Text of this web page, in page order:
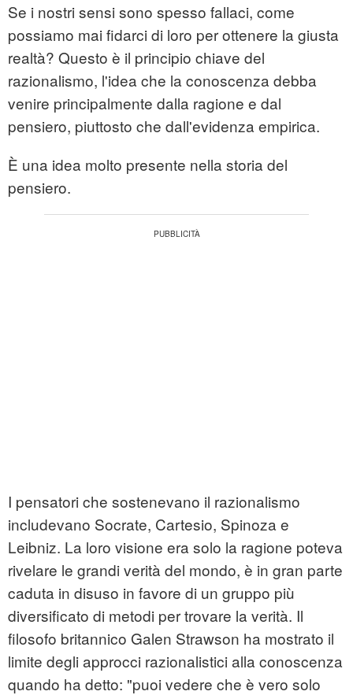
Se i nostri sensi sono spesso fallaci, come
possiamo mai fidarci di loro per ottenere la giusta
realtà? Questo è il principio chiave del
razionalismo, l'idea che la conoscenza debba
venire principalmente dalla ragione e dal
pensiero, piuttosto che dall'evidenza empirica.
È una idea molto presente nella storia del
pensiero.
I pensatori che sostenevano il razionalismo
includevano Socrate, Cartesio, Spinoza e
Leibniz. La loro visione era solo la ragione poteva
rivelare le grandi verità del mondo, è in gran parte
caduta in disuso in favore di un gruppo più
diversificato di metodi per trovare la verità. Il
filosofo britannico Galen Strawson ha mostrato il
limite degli approcci razionalistici alla conoscenza
quando ha detto: "puoi vedere che è vero solo